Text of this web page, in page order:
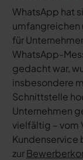
WhatsApp hat
umfangreichen
für
WhatsApp-
gedacht war,
insbesondere
Schnittstelle
Unternehmen
vielfältig – vom
Kundenservice
zur